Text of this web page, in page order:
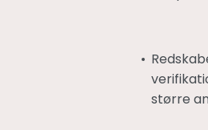
større